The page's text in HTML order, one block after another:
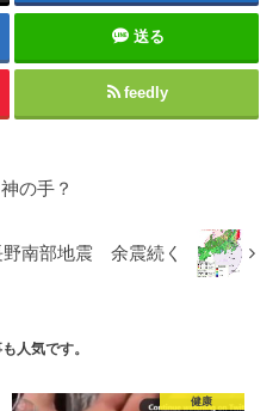
送る
feedly
の手？
野南部地震 余震続く
人気です。
健康